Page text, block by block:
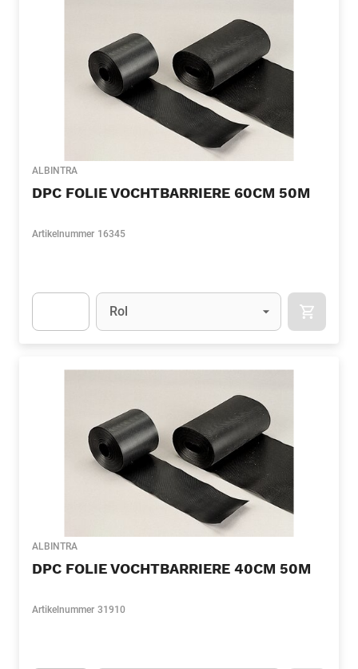
ALBINTRA
DPC FOLIE VOCHTBARRIERE 60CM 50M
Artikelnummer 16345
Eenheid
Rol
ALBINTRA
DPC FOLIE VOCHTBARRIERE 40CM 50M
Artikelnummer 31910